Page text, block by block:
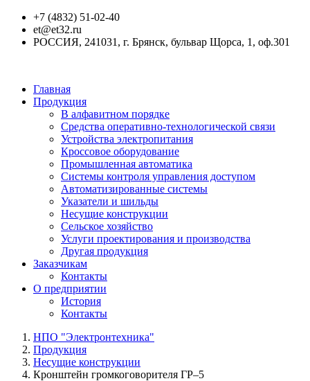
+7 (4832) 51-02-40
et@et32.ru
РОССИЯ, 241031, г. Брянск, бульвар Щорса, 1, оф.301
Главная
Продукция
В алфавитном порядке
Средства оперативно-технологической связи
Устройства электропитания
Кроссовое оборудование
Промышленная автоматика
Системы контроля управления доступом
Автоматизированные системы
Указатели и шильды
Несущие конструкции
Сельское хозяйство
Услуги проектирования и производства
Другая продукция
Заказчикам
Контакты
О предприятии
История
Контакты
НПО "Электронтехника"
Продукция
Несущие конструкции
Кронштейн громкоговорителя ГР–5